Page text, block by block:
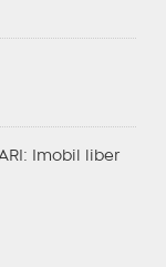
: Imobil liber